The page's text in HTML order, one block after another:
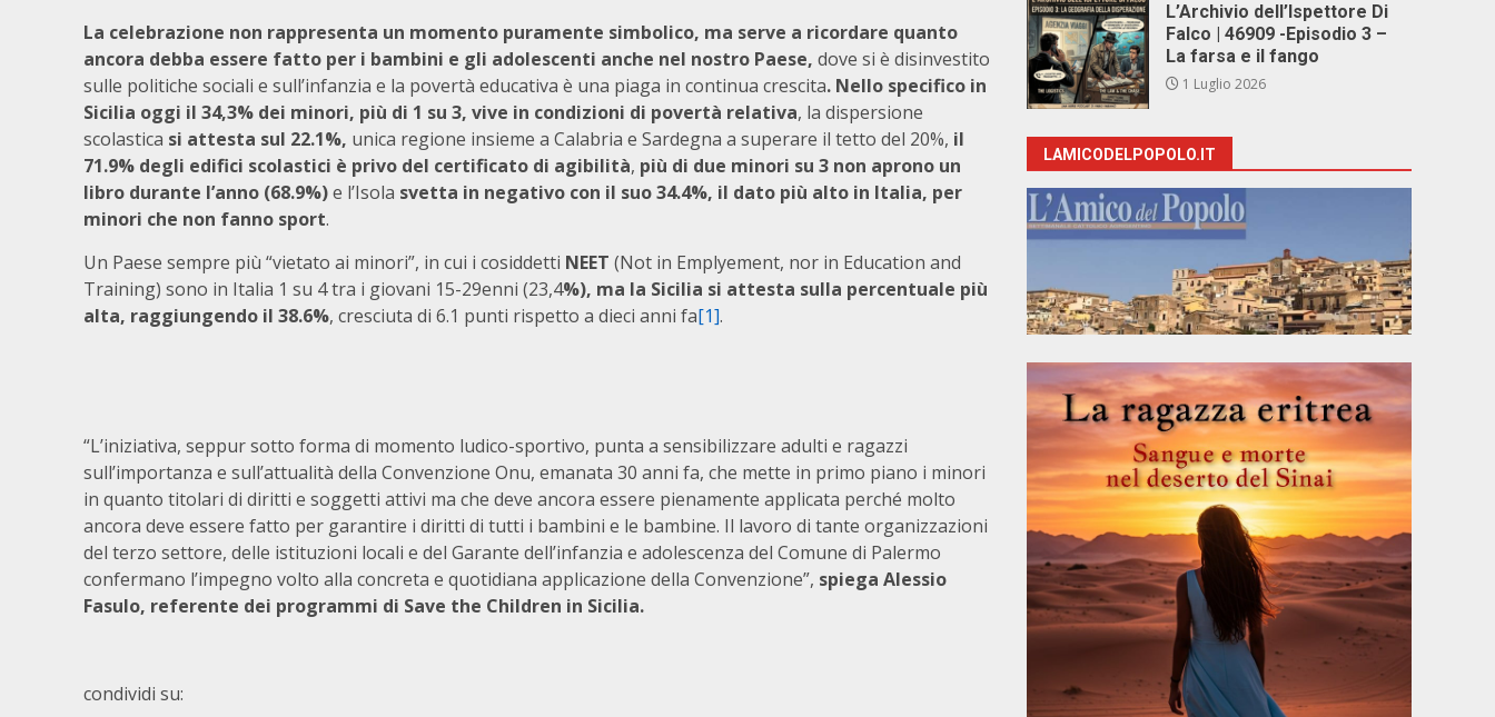
La celebrazione non rappresenta un momento puramente simbolico, ma serve a ricordare quanto
ancora debba essere fatto per i bambini e gli adolescenti anche nel nostro Paese, dove si è disinvestito
sulle politiche sociali e sull’infanzia e la povertà educativa è una piaga in continua crescita. Nello specifico in
Sicilia oggi il 34,3% dei minori, più di 1 su 3, vive in condizioni di povertà relativa, la dispersione
scolastica si attesta sul 22.1%, unica regione insieme a Calabria e Sardegna a superare il tetto del 20%, il
71.9% degli edifici scolastici è privo del certificato di agibilità, più di due minori su 3 non aprono un
libro durante l’anno (68.9%)e l’Isola svetta in negativo con il suo 34.4%, il dato più alto in Italia, per
minori che non fanno sport.
Un Paese sempre più “vietato ai minori”, in cui i cosiddetti NEET (Not in Emplyement, nor in Education and
Training) sono in Italia 1 su 4 tra i giovani 15-29enni (23,4%), ma la Sicilia si attesta sulla percentuale più
alta, raggiungendo il 38.6%, cresciuta di 6.1 punti rispetto a dieci anni fa[1].
“L’iniziativa, seppur sotto forma di momento ludico-sportivo, punta a sensibilizzare adulti e ragazzi
sull’importanza e sull’attualità della Convenzione Onu, emanata 30 anni fa, che mette in primo piano i minori
in quanto titolari di diritti e soggetti attivi ma che deve ancora essere pienamente applicata perché molto
ancora deve essere fatto per garantire i diritti di tutti i bambini e le bambine. Il lavoro di tante organizzazioni
del terzo settore, delle istituzioni locali e del Garante dell’infanzia e adolescenza del Comune di Palermo
confermano l’impegno volto alla concreta e quotidiana applicazione della Convenzione”, spiega Alessio
Fasulo, referente dei programmi di Save the Children in Sicilia.
condividi su:
L’Archivio dell’Ispettore Di
Falco | 46909 -Episodio 3 –
La farsa e il fango
1 Luglio 2026
LAMICODELPOPOLO.IT